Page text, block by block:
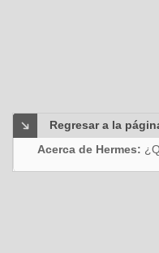
Regresar a la
Acerca de Hermes: